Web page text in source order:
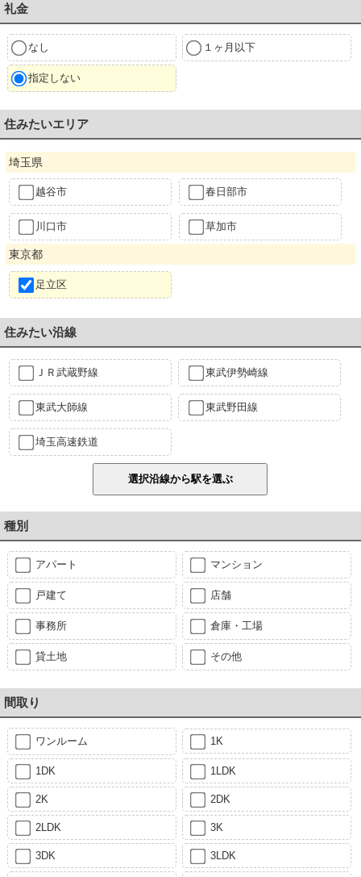
礼金
なし １ヶ月以下
指定しない
住みたいエリア
埼玉県
越谷市 春日部市
川口市 草加市
東京都
足立区
住みたい沿線
ＪＲ武蔵野線 東武伊勢崎線
東武大師線 東武野田線
埼玉高速鉄道
種別
アパート マンション
戸建て 店舗
事務所 倉庫・工場
貸土地 その他
間取り
ワンルーム 1K
1DK 1LDK
2K 2DK
2LDK 3K
3DK 3LDK